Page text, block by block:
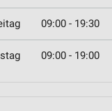
09:00 - 19:30
09:00 - 19:00